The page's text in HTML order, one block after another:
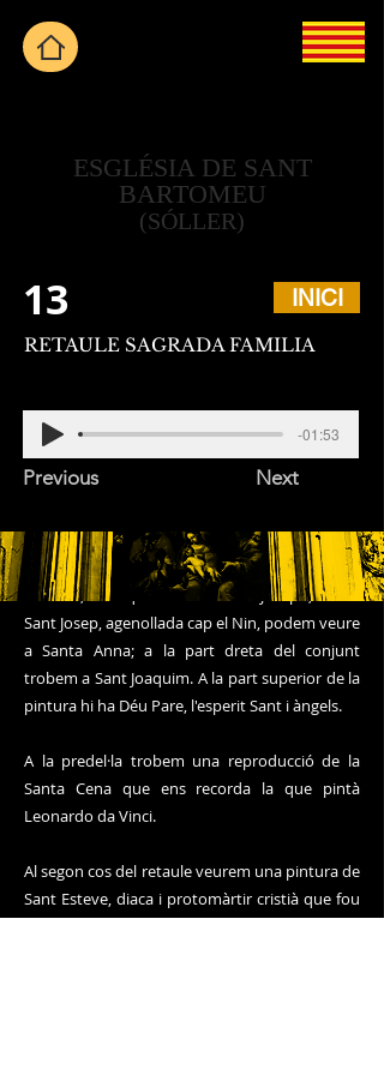
ESGLÉSIA DE SANT
BARTOMEU
(SÓLLER)
13 INICI
RETAULE SAGRADA FAMILIA
-01:53
Previous Next
Presideix el conjunt un quadre amb una
pintura que representa la Mare de Déu amb
l'Infant ; a l'esquerra hi ha Sant Josep i, davall
Sant Josep, agenollada cap el Nin, podem veure
a Santa Anna; a la part dreta del conjunt
trobem a Sant Joaquim. A la part superior de la
pintura hi ha Déu Pare, l'esperit Sant i àngels.
A la predel·la trobem una reproducció de la
Santa Cena que ens recorda la que pintà
Leonardo da Vinci.
Al segon cos del retaule veurem una pintura de
Sant Esteve, diaca i protomàrtir cristià que fou